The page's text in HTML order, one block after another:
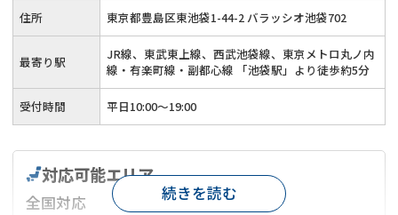
住所 東京都豊島区東池袋1-44-2 バラッシオ池袋702
最寄り駅
JR線、東武東上線、西武池袋線、東京メトロ丸ノ内
線・有楽町線・副都心線 「池袋駅」より徒歩約5分
受付時間 平日10:00～19:00
対応可能エリア
全国対応 続きを読む